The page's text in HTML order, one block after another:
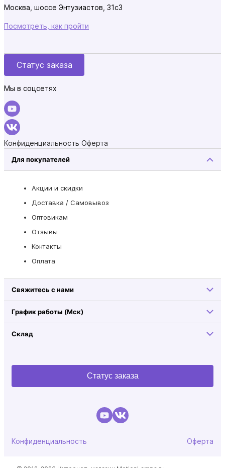
Москва, шоссе Энтузиастов, 31с3
Посмотреть, как пройти
Статус заказа
Мы в соцсетях
Конфиденциальность Оферта
Для покупателей
Акции и скидки
Доставка / Самовывоз
Оптовикам
Отзывы
Контакты
Оплата
Свяжитесь с нами
График работы (Мск)
Склад
Статус заказа
Конфиденциальность Оферта